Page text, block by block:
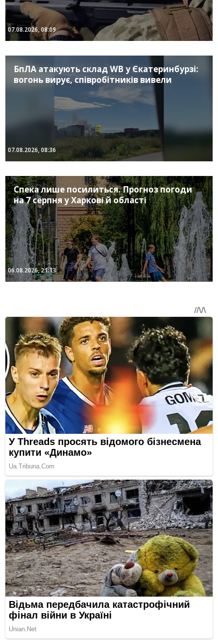
07.08.2026, 08:09
БпЛА атакують склад WB у Єкатеринбурзі:
вогонь вирує, співробітників вивели
07.08.2026, 08:36
Спека лише посилиться. Прогноз погоди
на 7 серпня у Харкові й області
06.08.2026, 21:13